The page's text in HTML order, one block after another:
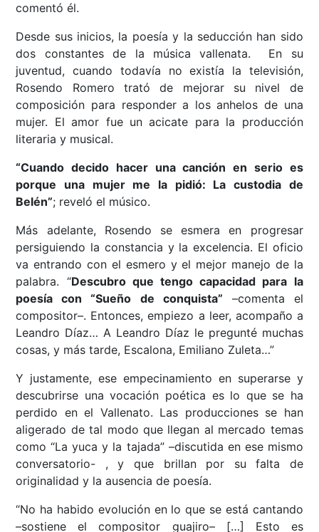
comentó él.
Desde sus inicios, la poesía y la seducción han sido
dos constantes de la música vallenata. En su
juventud, cuando todavía no existía la televisión,
Rosendo Romero trató de mejorar su nivel de
composición para responder a los anhelos de una
mujer. El amor fue un acicate para la producción
literaria y musical.
“Cuando decido hacer una canción en serio es
porque una mujer me la pidió: La custodia de
Belén”; reveló el músico.
Más adelante, Rosendo se esmera en progresar
persiguiendo la constancia y la excelencia. El oficio
va entrando con el esmero y el mejor manejo de la
palabra. “Descubro que tengo capacidad para la
poesía con “Sueño de conquista” –comenta el
compositor–. Entonces, empiezo a leer, acompaño a
Leandro Díaz… A Leandro Díaz le pregunté muchas
cosas, y más tarde, Escalona, Emiliano Zuleta…”
Y justamente, ese empecinamiento en superarse y
descubrirse una vocación poética es lo que se ha
perdido en el Vallenato. Las producciones se han
aligerado de tal modo que llegan al mercado temas
como “La yuca y la tajada” –discutida en ese mismo
conversatorio- , y que brillan por su falta de
originalidad y la ausencia de poesía.
“No ha habido evolución en lo que se está cantando
–sostiene el compositor guajiro– […] Esto es